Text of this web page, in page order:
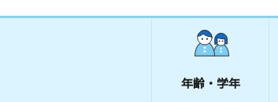
年齢・学年